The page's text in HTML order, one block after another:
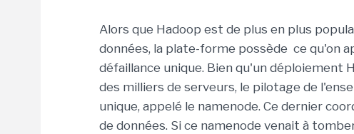
Alors que Hadoop est de plus en plus
données, la plate-forme possède ce qu'on
défaillance unique. Bien qu'un déploiement
des milliers de serveurs, le pilotage de
unique, appelé le namenode. Ce dernier
de données. Si ce namenode venait à